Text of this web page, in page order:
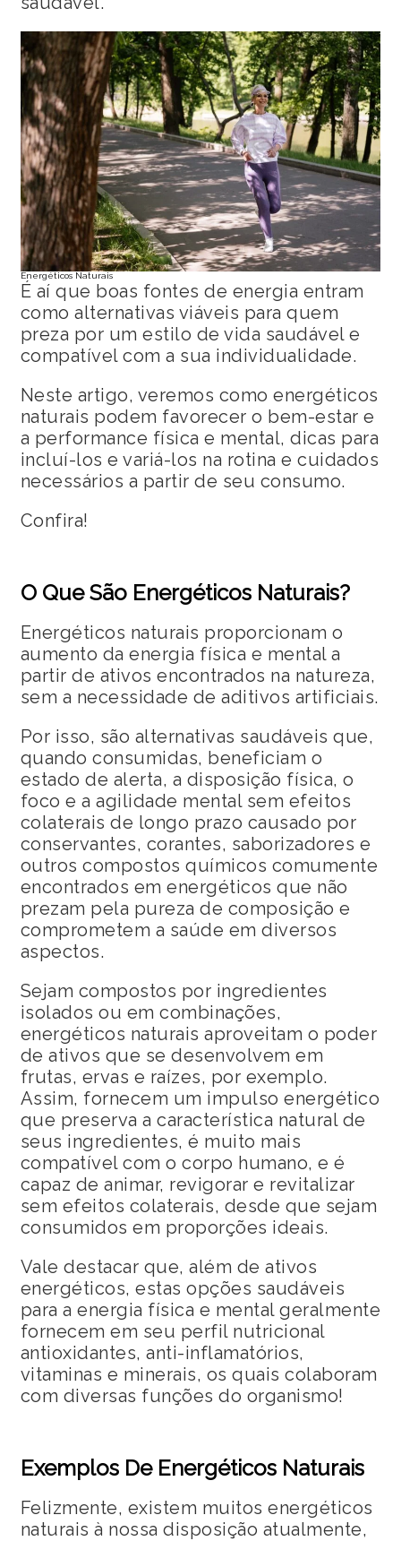
Energéticos Naturais
É aí que boas fontes de energia entram
como alternativas viáveis para quem
preza por um estilo de vida saudável e
compatível com a sua individualidade.
Neste artigo, veremos como energéticos
naturais podem favorecer o bem-estar e
a performance física e mental, dicas para
incluí-los e variá-los na rotina e cuidados
necessários a partir de seu consumo.
Confira!
O Que São Energéticos Naturais?
Energéticos naturais proporcionam o
aumento da energia física e mental a
partir de ativos encontrados na natureza,
sem a necessidade de aditivos artificiais.
Por isso, são alternativas saudáveis que,
quando consumidas, beneficiam o
estado de alerta, a disposição física, o
foco e a agilidade mental sem efeitos
colaterais de longo prazo causado por
conservantes, corantes, saborizadores e
outros compostos químicos comumente
encontrados em energéticos que não
prezam pela pureza de composição e
comprometem a saúde em diversos
aspectos.
Sejam compostos por ingredientes
isolados ou em combinações,
energéticos naturais aproveitam o poder
de ativos que se desenvolvem em
frutas, ervas e raízes, por exemplo.
Assim, fornecem um impulso energético
que preserva a característica natural de
seus ingredientes, é muito mais
compatível com o corpo humano, e é
capaz de animar, revigorar e revitalizar
sem efeitos colaterais, desde que sejam
consumidos em proporções ideais.
Vale destacar que, além de ativos
energéticos, estas opções saudáveis
para a energia física e mental geralmente
fornecem em seu perfil nutricional
antioxidantes, anti-inflamatórios,
vitaminas e minerais, os quais colaboram
com diversas funções do organismo!
Exemplos De Energéticos Naturais
Felizmente, existem muitos energéticos
naturais à nossa disposição atualmente,